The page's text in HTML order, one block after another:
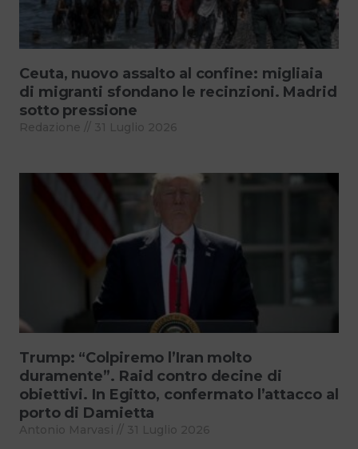
Ceuta, nuovo assalto al confine: migliaia
di migranti sfondano le recinzioni. Madrid
sotto pressione
Redazione 31 Luglio 2026
Trump: “Colpiremo l’Iran molto
duramente”. Raid contro decine di
obiettivi. In Egitto, confermato l’attacco al
porto di Damietta
Antonio Marvasi 31 Luglio 2026